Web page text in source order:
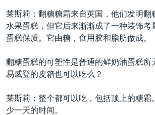
莱斯莉：翻糖糖霜来自英国，他们发明翻
水果蛋糕，但它后来渐渐成了一种装饰考
蛋糕保质。它由糖，食用胶和脂肪做成。
翻糖蛋糕的可塑性是普通的鲜奶油蛋糕所
易威登的皮箱也可以吃么？
莱斯莉：整个都可以吃，包括顶上的糖霜
少一天的时间。